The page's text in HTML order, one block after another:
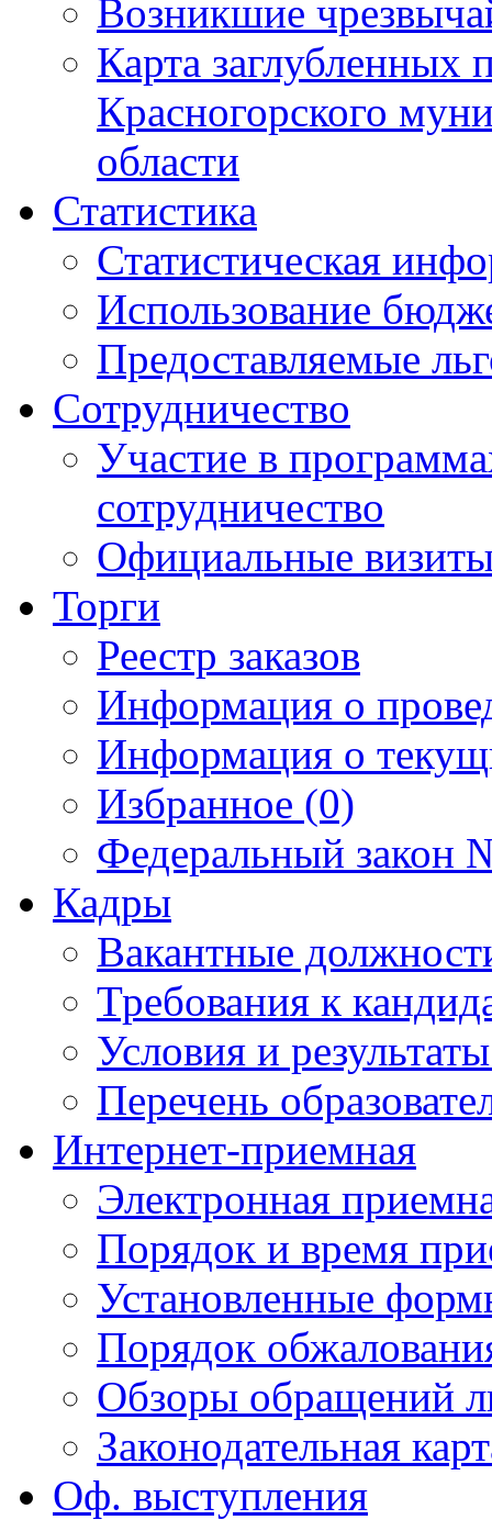
Возникшие
Карта
Красногорского
области
Статистика
Статистическая
Использование
Предоставляемые
Сотрудничество
Участие в
сотрудничество
Официальные
Торги
Реестр заказов
Информация о
Информация о
Избранное (0)
Федеральный закон
Кадры
Вакантные
Требования к
Условия и
Перечень
Интернет-приемная
Электронная
Порядок и время
Установленные
Порядок
Обзоры обращений
Законодательная
Оф. выступления